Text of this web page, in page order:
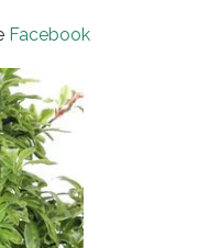
Facebook